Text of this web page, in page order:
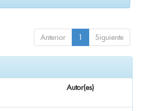
Anterior 1 Siguiente
Autor(es)